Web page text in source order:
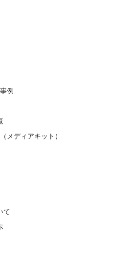
例
メディアキット）
て